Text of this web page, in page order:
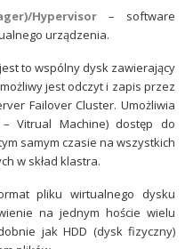
Hypervisor – software
urządzenia.
to wspólny dysk zawierający
jest odczyt i zapis przez
Failover Cluster. Umożliwia
Vitrual Machine) dostęp do
samym czasie na wszystkich
w skład klastra.
pliku wirtualnego dysku
na jednym hoście wielu
jak HDD (dysk fizyczny)